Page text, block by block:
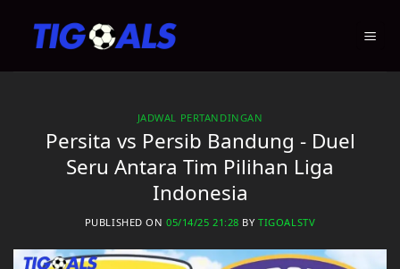
JADWAL PERTANDINGAN
Persita vs Persib Bandung - Duel
Seru Antara Tim Pilihan Liga
Indonesia
PUBLISHED ON05/14/25 21:28 BYTIGOALSTV